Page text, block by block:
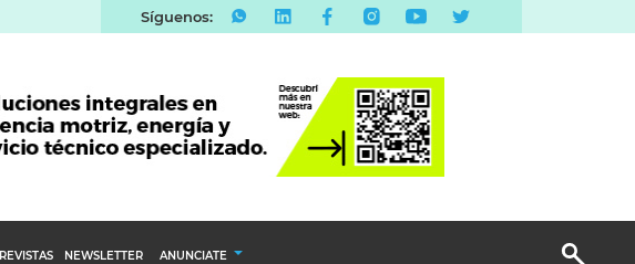
Síguenos:
NEWSLETTER ANUNCIATE